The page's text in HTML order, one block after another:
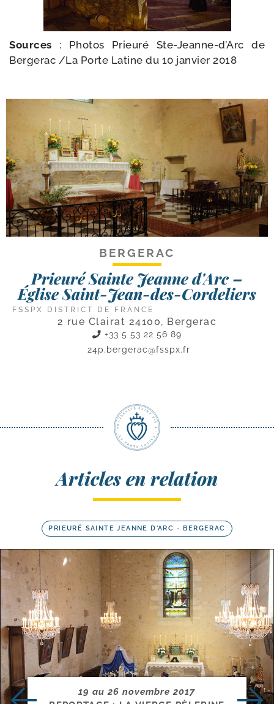
Sources : Photos Prieuré Ste-​Jeanne-​d’Arc de
Bergerac /​La Porte Latine du 10 jan­vier 2018
BERGERAC
Prieuré Sainte Jeanne d'Arc –
Église Saint-Jean-des-Cordeliers
FSSPX DISTRICT DE FRANCE
2 rue Clairat 24100, Bergerac
+33 5 53 22 56 89
24p.bergerac@fsspx.fr
Articles en relation
PRIEURÉ SAINTE JEANNE D'ARC - BERGERAC
19 au 26 novembre 2017